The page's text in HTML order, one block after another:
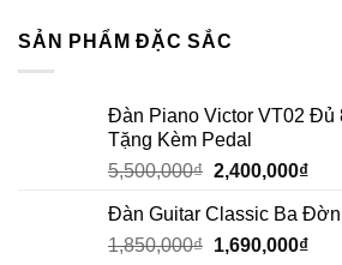
SẢN PHẨM ĐẶC SẮC
Đàn Piano Victor VT02 Đủ
Tặng Kèm Pedal
5,500,000₫ 2,400,000₫
Đàn Guitar Classic Ba
1,850,000₫ 1,690,000₫